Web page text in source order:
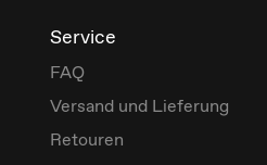
Service
FAQ
Versand und Lieferung
Retouren